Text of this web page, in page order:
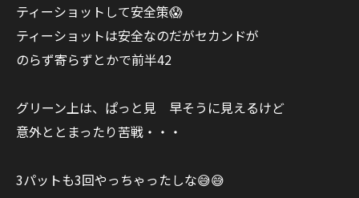
ティーショットして安全策😱
ティーショットは安全なのだがセカンドが
のらず寄らずとかで前半42
グリーン上は、ぱっと見 早そうに見えるけど
意外ととまったり苦戦・・・
3パットも3回やっちゃったしな😅😅